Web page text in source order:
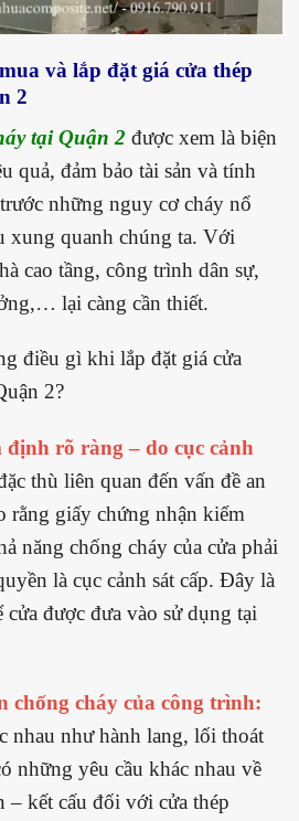
và lắp đặt giá cửa thép
2
tại Quận 2 được xem là biện
quả, đảm bảo tài sản và tính
những nguy cơ cháy nổ
xung quanh chúng ta. Với
cao tầng, công trình dân sự,
lại càng cần thiết.
điều gì khi lắp đặt giá cửa
2?
định rõ ràng – do cục cảnh
thù liên quan đến vấn đề an
rằng giấy chứng nhận kiểm
năng chống cháy của cửa phải
là cục cảnh sát cấp. Đây là
được đưa vào sử dụng tại
chống cháy của công trình:
nhau như hành lang, lối thoát
những yêu cầu khác nhau về
– kết cấu đối với cửa thép